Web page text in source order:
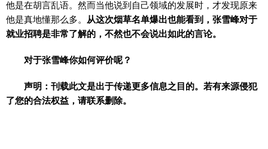
他是在胡言乱语。然而当他说到自己领域的发展时，才发现原来
他是真地懂那么多。 从这次烟草名单爆出也能看到，张雪峰对于
就业招聘是非常了解的，不然也不会说出如此的言论。
对于张雪峰你如何评价呢？
声明：刊载此文是出于传递更多信息之目的。若有来源侵犯
了您的合法权益，请联系删除。